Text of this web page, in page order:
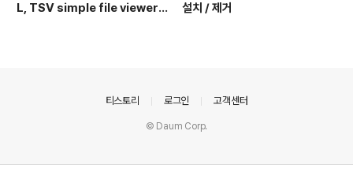
L, TSV simple file viewer
설치 / 제거
티스토리 로그인 고객센터
© Daum Corp.